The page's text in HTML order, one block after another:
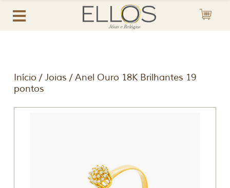
Início /Joias / Anel Ouro 18K Brilhantes 19
pontos